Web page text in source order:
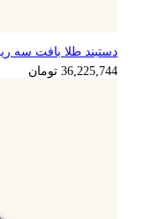
9,056,436 تومان
دستبند طلا بافت سه رینگ
36,225,744 تومان